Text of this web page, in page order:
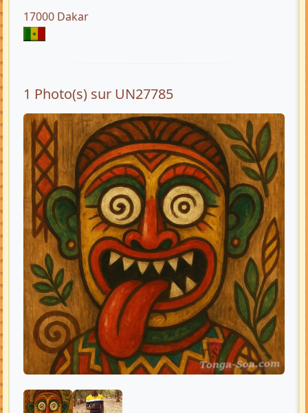
17000 Dakar
1 Photo(s) sur UN27785